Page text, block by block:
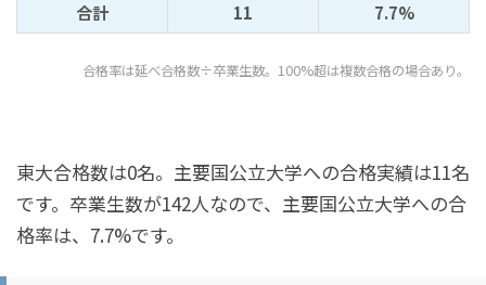
合計
11 7.7%
合格率は延べ合格数÷卒業生数。100%超は複数合格の場合あり。
東大合格数は0名。主要国公立大学への合格実績は11名
です。卒業生数が142人なので、主要国公立大学への合
格率は、7.7%です。